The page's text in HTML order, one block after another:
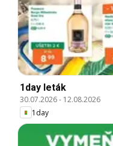
1day leták
30.07.2026- 12.08.2026
1day